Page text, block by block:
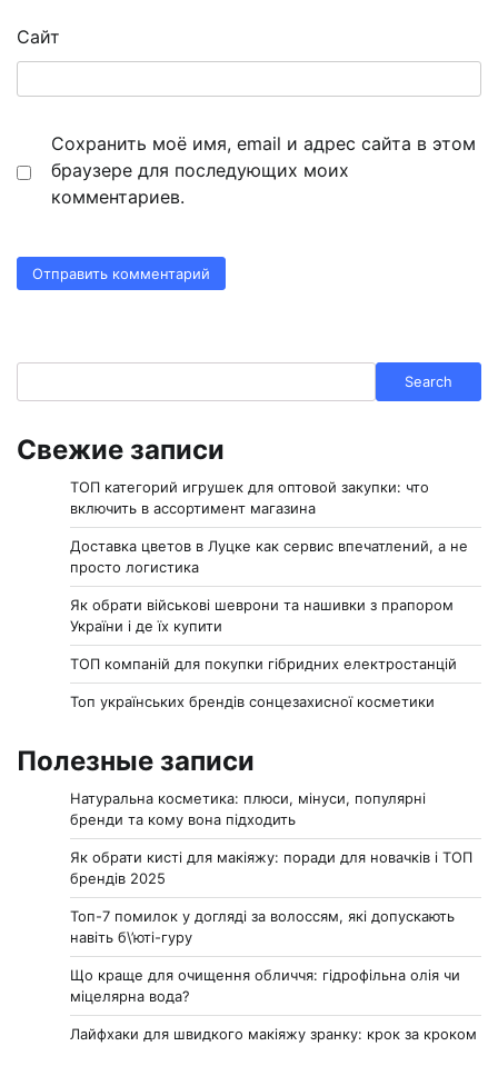
Сайт
Сохранить моё имя, email и адрес сайта в этом
браузере для последующих моих
комментариев.
Search
Свежие записи
ТОП категорий игрушек для оптовой закупки: что
включить в ассортимент магазина
Доставка цветов в Луцке как сервис впечатлений, а не
просто логистика
Як обрати військові шеврони та нашивки з прапором
України і де їх купити
ТОП компаній для покупки гібридних електростанцій
Топ українських брендів сонцезахисної косметики
Полезные записи
Натуральна косметика: плюси, мінуси, популярні
бренди та кому вона підходить
Як обрати кисті для макіяжу: поради для новачків і ТОП
брендів 2025
Топ-7 помилок у догляді за волоссям, які допускають
навіть б\’юті-гуру
Що краще для очищення обличчя: гідрофільна олія чи
міцелярна вода?
Лайфхаки для швидкого макіяжу зранку: крок за кроком